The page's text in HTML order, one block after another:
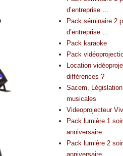
d’entreprise …
Pack séminaire 2
d’entreprise …
Pack karaoke
Pack
Location
différences ?
Sacem,
musicales
Videoprojecteur
Pack lumière 1
anniversaire
Pack lumière 2
anniversaire